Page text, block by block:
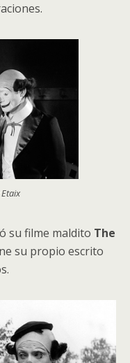
su filme maldito The
su propio escrito